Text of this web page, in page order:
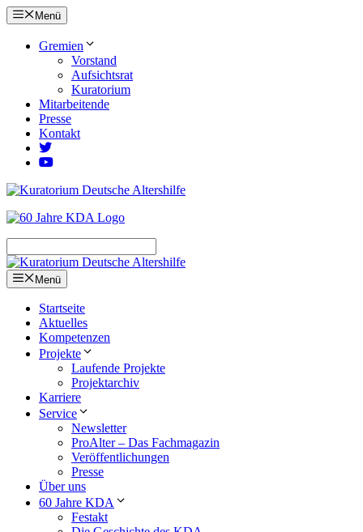
Zum
Inhalt
springen
Menü
Gremien
Vorstand
Aufsichtsrat
Kuratorium
Mitarbeitende
Presse
Kontakt
Menü
Startseite
Aktuelles
Kompetenzen
Projekte
Laufende Projekte
Projektarchiv
Karriere
Service
Newsletter
ProAlter – Das Fachmagazin
Veröffentlichungen
Presse
Über uns
60 Jahre KDA
Festakt